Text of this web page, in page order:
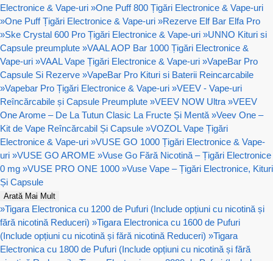
Electronice & Vape-uri »One Puff 800 Țigări Electronice & Vape-uri
»One Puff Țigări Electronice & Vape-uri »Rezerve Elf Bar Elfa Pro
»Ske Crystal 600 Pro Țigări Electronice & Vape-uri »UNNO Kituri si
Capsule preumplute »VAAL AOP Bar 1000 Țigări Electronice &
Vape-uri »VAAL Vape Țigări Electronice & Vape-uri »VapeBar Pro
Capsule Si Rezerve »VapeBar Pro Kituri si Baterii Reincarcabile
»Vapebar Pro Țigări Electronice & Vape-uri »VEEV - Vape-uri
Reîncărcabile și Capsule Preumplute »VEEV NOW Ultra »VEEV
One Arome – De La Tutun Clasic La Fructe Și Mentă »Veev One –
Kit de Vape Reîncărcabil Și Capsule »VOZOL Vape Țigări
Electronice & Vape-uri »VUSE GO 1000 Țigări Electronice & Vape-
uri »VUSE GO AROME »Vuse Go Fără Nicotină – Țigări Electronice
0 mg »VUSE PRO ONE 1000 »Vuse Vape – Țigări Electronice, Kituri
Și Capsule
Arată Mai Mult
»Tigara Electronica cu 1200 de Pufuri (Include opțiuni cu nicotină și
fără nicotină Reduceri) »Tigara Electronica cu 1600 de Pufuri
(Include opțiuni cu nicotină și fără nicotină Reduceri) »Tigara
Electronica cu 1800 de Pufuri (Include opțiuni cu nicotină și fără